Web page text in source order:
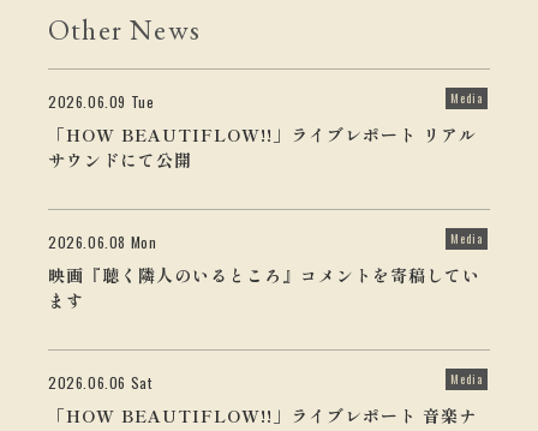
Other News
2026.06.09 Tue Media
「HOW BEAUTIFLOW!!」ライブレポート リアル
サウンドにて公開
2026.06.08 Mon Media
映画『聴く隣人のいるところ』コメントを寄稿してい
ます
2026.06.06 Sat Media
「HOW BEAUTIFLOW!!」ライブレポート 音楽ナ